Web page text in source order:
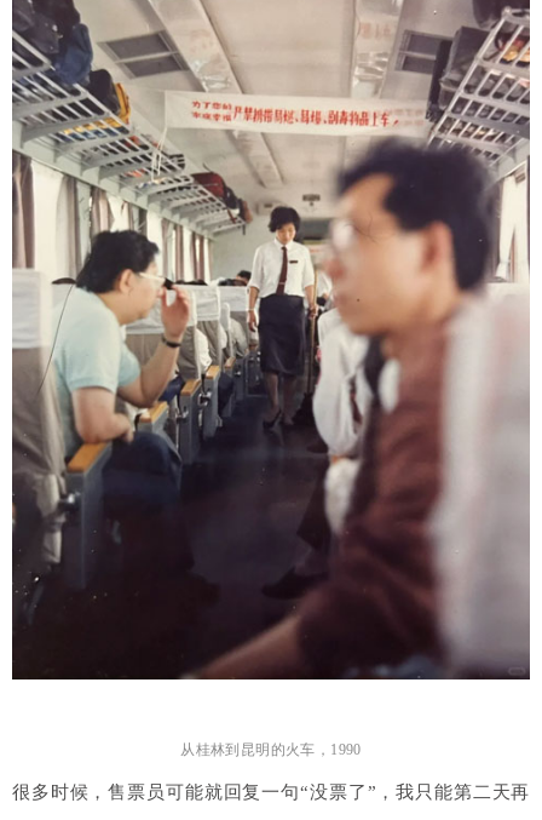
从桂林到昆明的火车，1990
很多时候，售票员可能就回复一句“没票了”，我只能第二天再